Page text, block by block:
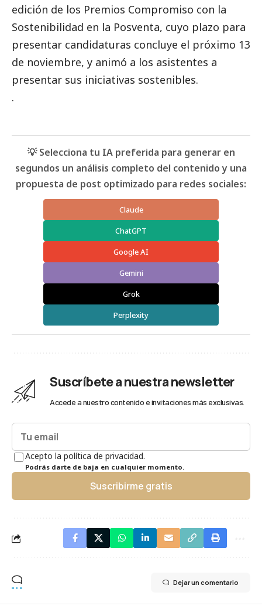
edición de los Premios Compromiso con la
Sostenibilidad en la Posventa, cuyo plazo para
presentar candidaturas concluye el próximo 13
de noviembre, y animó a los asistentes a
presentar sus iniciativas sostenibles.
.
💡 Selecciona tu IA preferida para generar en
segundos un análisis completo del contenido y una
propuesta de post optimizado para redes sociales:
Claude
ChatGPT
Google AI
Gemini
Grok
Perplexity
Suscríbete a nuestra newsletter
Accede a nuestro contenido e invitaciones más exclusivas.
Acepto la política de privacidad.
Podrás darte de baja en cualquier momento.
Suscribirme gratis
Dejar un comentario